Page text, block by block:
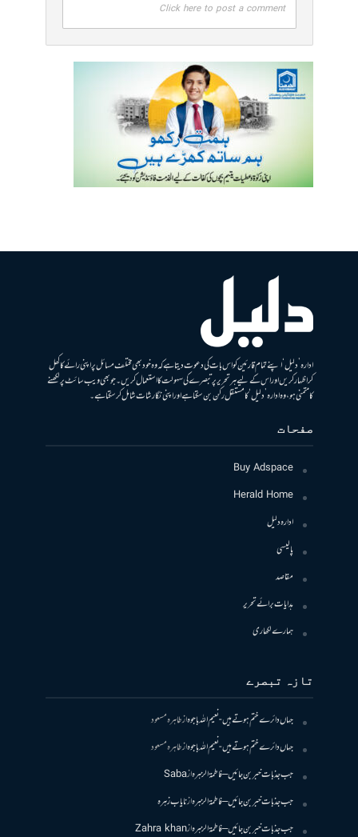
Click here to post a comment
ادارہ ’دلیل‘ اپنے تمام قارئین کو اس بات کی دعوت دیتا ہے کہ وہ خود بھی مختلف مسائل پر اپنی رائے کا کھل
کر اظہار کریں اور اس کے لیے ہر تحریر پر تبصرے کی سہولت کا استعمال کریں۔ جو بھی ویب سائٹ پر لکھنے
کا متمنی ہو، وہ ادارہ ’دلیل‘ کا مستقل رکن بن سکتا ہے اور اپنی نگارشات شامل کرسکتا ہے۔
صفحات
Buy Adspace
Herald Home
ادارہ دلیل
پالیسی
مقاصد
ہدایات برائے تحریر
ہمارے لکھاری
تازہ تبصرے
جہاں دائرے ختم ہوتے ہیں- نعیم اللہ باجوہازطاہرہ مسعود
جہاں دائرے ختم ہوتے ہیں- نعیم اللہ باجوہازطاہرہ مسعود
جب جذبات خبر بن جائیں – فاطمۃالزہرہازSaba
جب جذبات خبر بن جائیں – فاطمۃالزہرہازنایاب زہرہ
جب جذبات خبر بن جائیں – فاطمۃالزہرہازZahra khan